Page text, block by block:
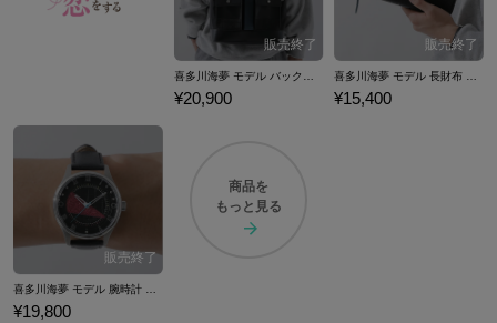
¥20,900 ¥15,400
喜多川海夢 モデル 腕時計 その着せ替え人形(ビスク・ドール)は恋をする
¥19,800
商品を
もっと見る